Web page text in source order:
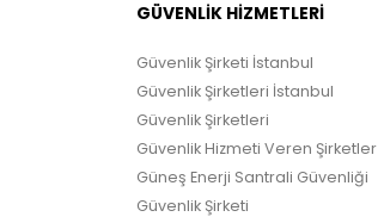
GÜVENLİK HİZMETLERİ
Güvenlik Şirketi İstanbul
Güvenlik Şirketleri İstanbul
Güvenlik Şirketleri
Güvenlik Hizmeti Veren Şirketler
Güneş Enerji Santrali Güvenliği
Güvenlik Şirketi